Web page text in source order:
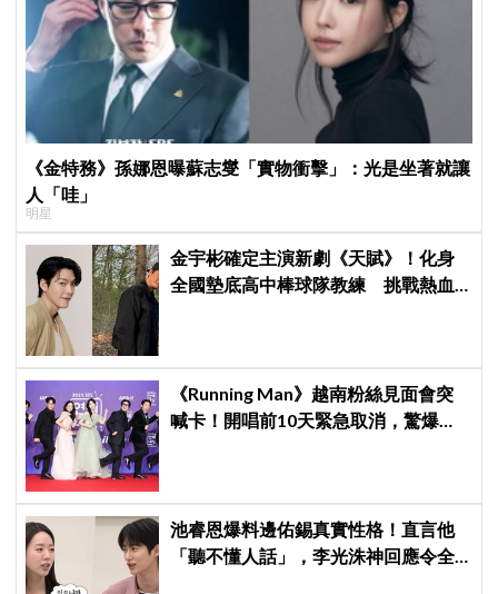
《金特務》孫娜恩曝蘇志燮「實物衝擊」：光是坐著就讓
人「哇」
明星
金宇彬確定主演新劇《天賦》！化身
全國墊底高中棒球隊教練 挑戰熱血
《Running Man》越南粉絲見面會突
喊卡！開唱前10天緊急取消，驚爆
池睿恩爆料邊佑錫真實性格！直言他
「聽不懂人話」，李光洙神回應令全